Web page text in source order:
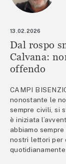
13.02.2026
Dal rospo
Calvana:
offendo
CAMPI
nonostante le
sempre civili, si
è iniziata
abbiamo
nostri lettori per